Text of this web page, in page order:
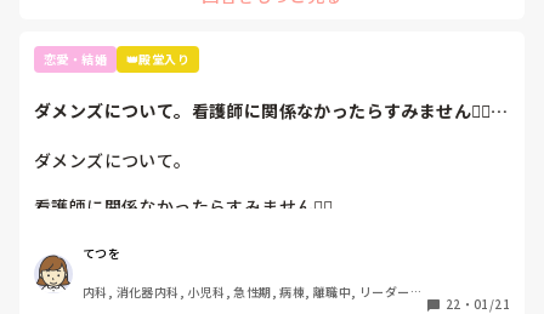
恋愛・結婚 👑殿堂入り
ダメンズについて。看護師に関係なかったらすみません🙇‍♀️私
ダメンズについて。
看護師に関係なかったらすみません🙇‍♀️
私のイメージ＋周りから言われるのでそうかなと思っている
のですが…
看護師は人のために頑張れる人、母性がある人、しっかり者
てつを
内科, 消化器内科, 小児科, 急性期, 病棟, 離職中, リーダー,
22 ・ 01/21